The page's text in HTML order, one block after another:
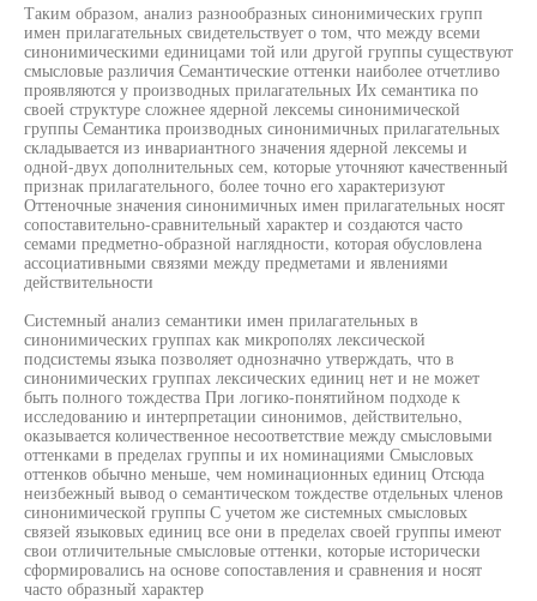
Таким образом, анализ разнообразных синонимических групп
имен прилагательных свидетельствует о том, что между всеми
синонимическими единицами той или другой группы существуют
смысловые различия Семантические оттенки наиболее отчетливо
проявляются у производных прилагательных Их семантика по
своей структуре сложнее ядерной лексемы синонимической
группы Семантика производных синонимичных прилагательных
складывается из инвариантного значения ядерной лексемы и
одной-двух дополнительных сем, которые уточняют качественный
признак прилагательного, более точно его характеризуют
Оттеночные значения синонимичных имен прилагательных носят
сопоставительно-сравнительный характер и создаются часто
семами предметно-образной наглядности, которая обусловлена
ассоциативными связями между предметами и явлениями
действительности
Системный анализ семантики имен прилагательных в
синонимических группах как микрополях лексической
подсистемы языка позволяет однозначно утверждать, что в
синонимических группах лексических единиц нет и не может
быть полного тождества При логико-понятийном подходе к
исследованию и интерпретации синонимов, действительно,
оказывается количественное несоответствие между смысловыми
оттенками в пределах группы и их номинациями Смысловых
оттенков обычно меньше, чем номинационных единиц Отсюда
неизбежный вывод о семантическом тождестве отдельных членов
синонимической группы С учетом же системных смысловых
связей языковых единиц все они в пределах своей группы имеют
свои отличительные смысловые оттенки, которые исторически
сформировались на основе сопоставления и сравнения и носят
часто образный характер